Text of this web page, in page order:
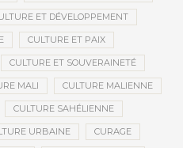
ET DÉVELOPPEMENT
CULTURE ET PAIX
CULTURE ET SOUVERAINETÉ
MALI CULTURE MALIENNE
CULTURE SAHÉLIENNE
URBAINE CURAGE